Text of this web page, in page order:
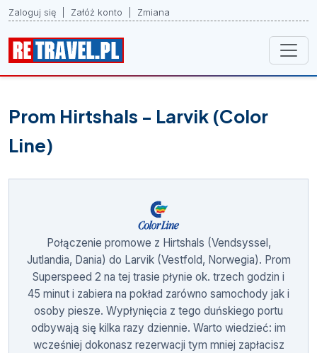
Zaloguj się Załóż konto Zmiana
Prom Hirtshals - Larvik (Color
Line)
Połączenie promowe z Hirtshals (Vendsyssel,
Jutlandia, Dania) do Larvik (Vestfold, Norwegia). Prom
Superspeed 2 na tej trasie płynie ok. trzech godzin i
45 minut i zabiera na pokład zarówno samochody jak i
osoby piesze. Wypłynięcia z tego duńskiego portu
odbywają się kilka razy dziennie. Warto wiedzieć: im
wcześniej dokonasz rezerwacji tym mniej zapłacisz